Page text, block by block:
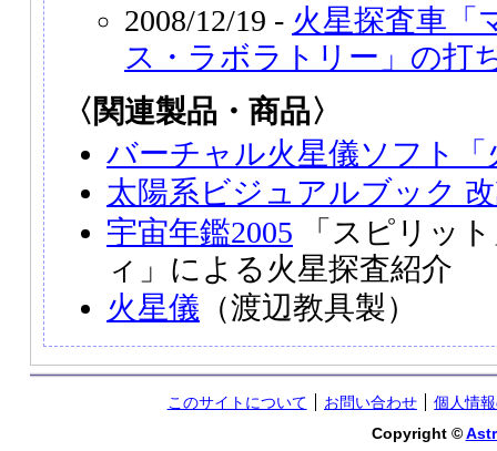
2008/12/19 - 火星探査車「
ス・ラボラトリー」の打
〈関連製品・商品〉
バーチャル火星儀ソフト
太陽系ビジュアルブック
宇宙年鑑2005 「スピリッ
ィ」による火星探査紹介
火星儀 （渡辺教具製）
このサイトについて お問い合わせ
個人情
Copyright ©